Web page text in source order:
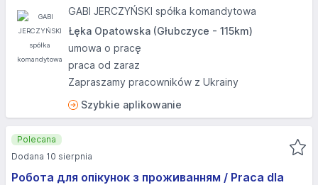
GABI JERCZYŃSKI spółka komandytowa
Łęka Opatowska (Głubczyce - 115km)
umowa o pracę
praca od zaraz
Zapraszamy pracowników z Ukrainy
Szybkie aplikowanie
Робота для опікунок з проживанням / Praca dla
Polecana
Dodana 10 sierpnia